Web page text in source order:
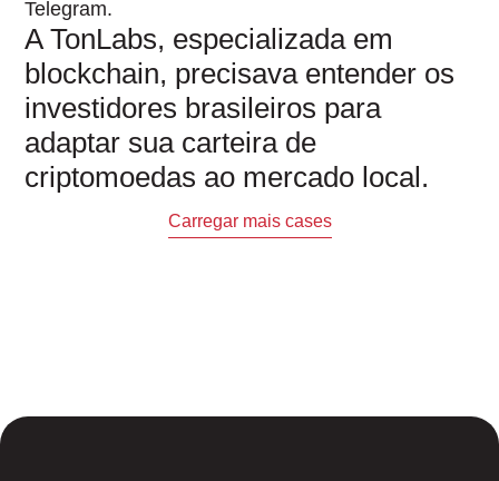
A TonLabs, especializada em
blockchain, precisava entender os
investidores brasileiros para
adaptar sua carteira de
criptomoedas ao mercado local.
Carregar mais cases